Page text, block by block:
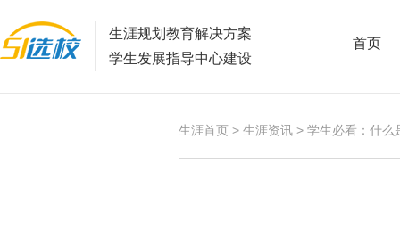
生涯规划教育解决方案
学生发展指导中心建设
首页
生涯首页 > 生涯资讯 > 学生必看：什么